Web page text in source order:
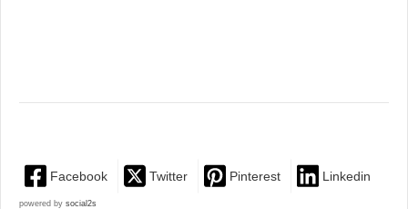
Facebook Twitter Pinterest Linkedin
powered by social2s